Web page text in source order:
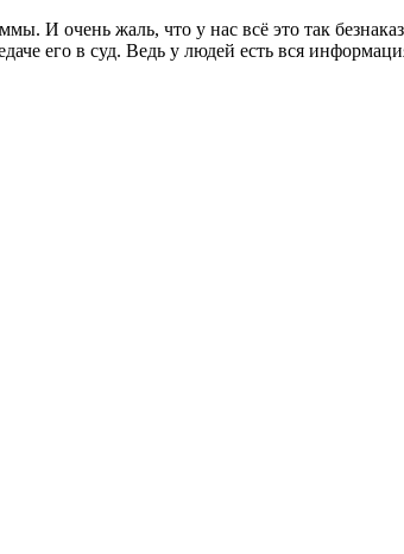
И очень жаль, что у нас всё это так
его в суд. Ведь у людей есть вся